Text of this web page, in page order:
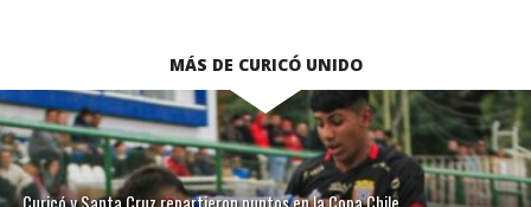
MÁS DE CURICÓ UNIDO